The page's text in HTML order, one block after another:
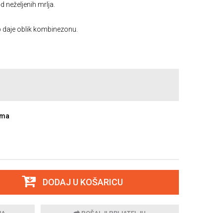
neželjenih mrlja.
oblik kombinezonu.
DODAJ U KOŠARICU